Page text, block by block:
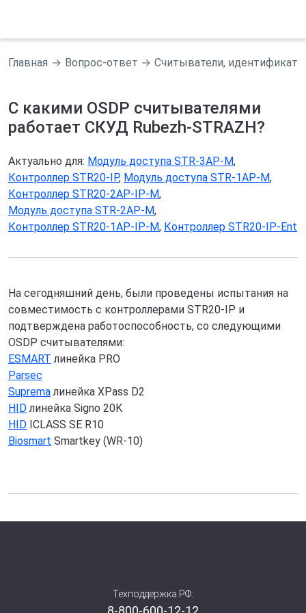
Главная Вопрос-ответ Считыватели,
С какими OSDP считывателями
работает СКУД Rubezh-STRAZH?
Актуально для: Модуль доступа STR-3AP-M,
Контроллер STR20-IP, Модуль доступа STR-1AP-M,
Контроллер STR20-2AP-IP-М,
Модуль доступа STR-2AP-M,
Контроллер STR20-1AP-IP-М, Контроллер STR20-IP-Ent
На сегодняшний день, были проведены испытания на
совместимость с контроллерами STR20-IP и
подтверждена работоспособность, со следующими
OSDP считывателями:
ESMART линейка PRO
Parsec
Supremaлинейка XPass D2
HIDлинейка Signo 20K
HID ICLASS SE R10
Biosmart Smartkey (WR-10)
Техподдержка РФ: